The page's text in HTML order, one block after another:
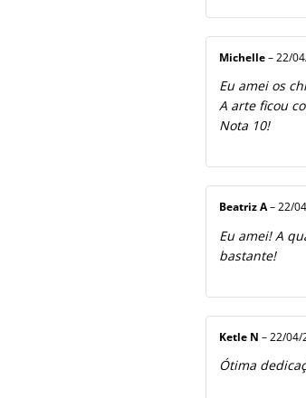
Michelle – 22/
Eu amei os
A arte ficou
Nota 10!
Beatriz A– 22/
Eu amei! A
bastante!
Ketle N – 22/04/
Ótima